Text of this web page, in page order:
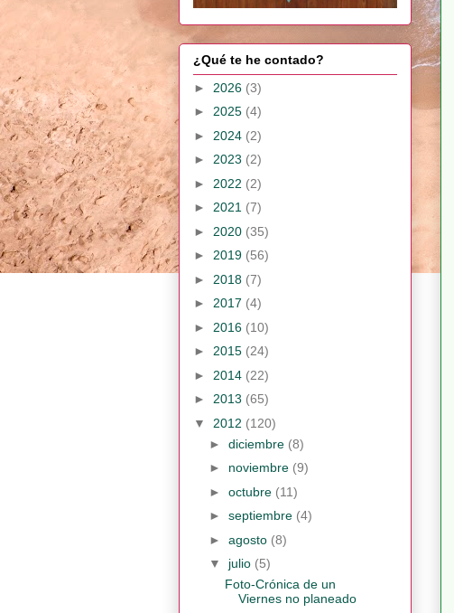
¿Qué te he contado?
► 2026 (3)
► 2025 (4)
► 2024 (2)
► 2023 (2)
► 2022 (2)
► 2021 (7)
► 2020 (35)
► 2019 (56)
► 2018 (7)
► 2017 (4)
► 2016 (10)
► 2015 (24)
► 2014 (22)
► 2013 (65)
▼ 2012 (120)
► diciembre (8)
► noviembre (9)
► octubre (11)
► septiembre (4)
► agosto (8)
▼ julio (5)
Foto-Crónica de un
Viernes no planeado